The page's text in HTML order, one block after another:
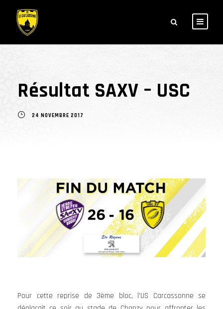
Résultat SAXV – USC
24 NOVEMBRE 2017
Pour cette reprise de 3ème bloc, l’US Carcassonne se